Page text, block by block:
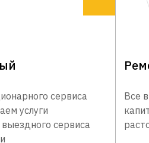
сервиса
услуги
сервиса
Все